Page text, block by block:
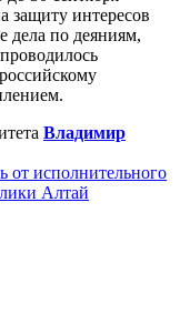
защиту интересов
дела по деяниям,
Владимир
от исполнительного
Алтай